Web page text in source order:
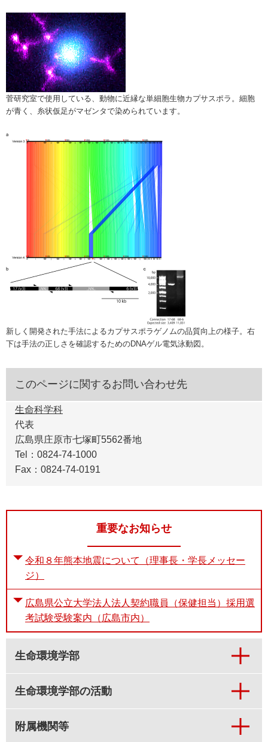
菅研究室で使用している、動物に近縁な単細胞生物カプサスポラ。細胞
が青く、糸状仮足がマゼンタで染められています。
新しく開発された手法によるカプサスポラゲノムの品質向上の様子。右
下は手法の正しさを確認するためのDNAゲル電気泳動図。
このページに関するお問い合わせ先
生命科学科
代表
広島県庄原市七塚町5562番地
Tel：0824-74-1000
Fax：0824-74-0191
重要なお知らせ
令和８年熊本地震について（理事長・学長メッセー
ジ）
広島県公立大学法人法人契約職員（保健担当）採用選
考試験受験案内（広島市内）
生命環境学部
生命環境学部の活動
附属機関等